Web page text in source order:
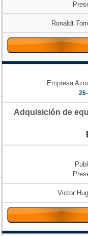
Ronaldt
Empresa
Adquisición de
Victor